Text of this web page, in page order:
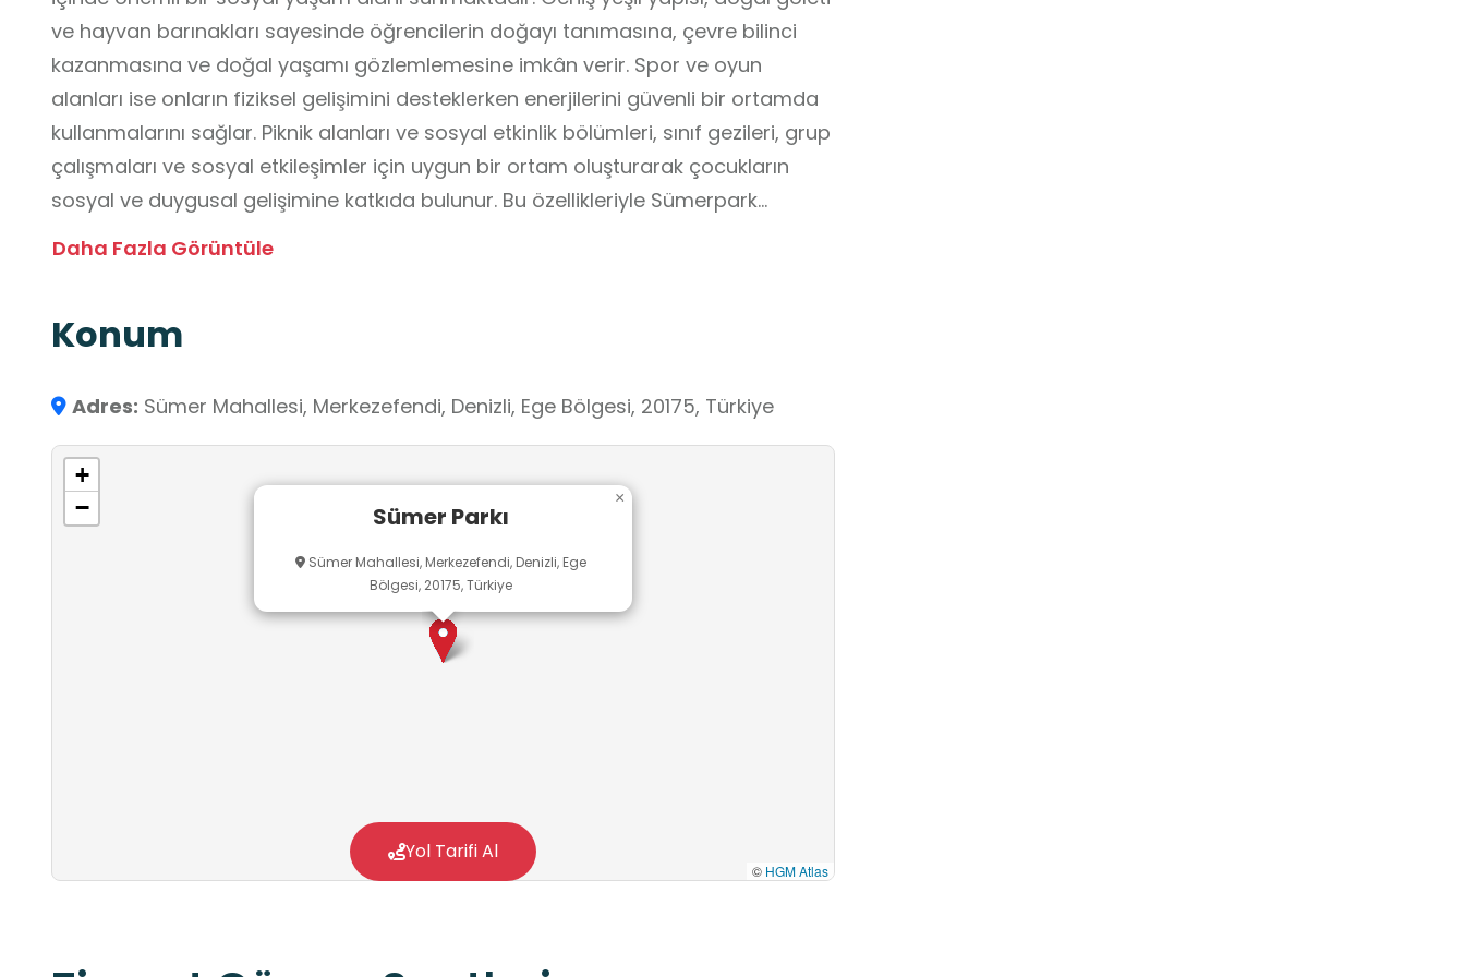
ve hayvan barınakları sayesinde öğrencilerin doğayı tanımasına, çevre bilinci
kazanmasına ve doğal yaşamı gözlemlemesine imkân verir. Spor ve oyun
alanları ise onların fiziksel gelişimini desteklerken enerjilerini güvenli bir ortamda
kullanmalarını sağlar. Piknik alanları ve sosyal etkinlik bölümleri, sınıf gezileri, grup
çalışmaları ve sosyal etkileşimler için uygun bir ortam oluşturarak çocukların
sosyal ve duygusal gelişimine katkıda bulunur. Bu özellikleriyle Sümerpark
Daha Fazla Görüntüle
Konum
Adres: Sümer Mahallesi, Merkezefendi, Denizli, Ege Bölgesi, 20175, Türkiye
Sümer Parkı
Sümer Mahallesi, Merkezefendi, Denizli, Ege
Bölgesi, 20175, Türkiye
×
+
−
© HGM Atlas
Yol Tarifi Al